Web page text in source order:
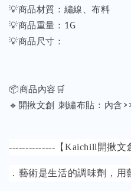
💡商品材質：繡線、布料
💡商品重量：1G
💡商品尺寸：
📦商品內容🛒
🔹開揪文創 刺繡布貼：內含
--------------【Kaichill開揪文
．藝術是生活的調味劑，